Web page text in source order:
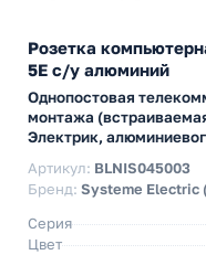
Розетка
5E с/у алюминий
Однопостовая
монтажа
Электрик,
Артикул: BLNIS045003
Бренд: Systeme Electric
Серия
Цвет